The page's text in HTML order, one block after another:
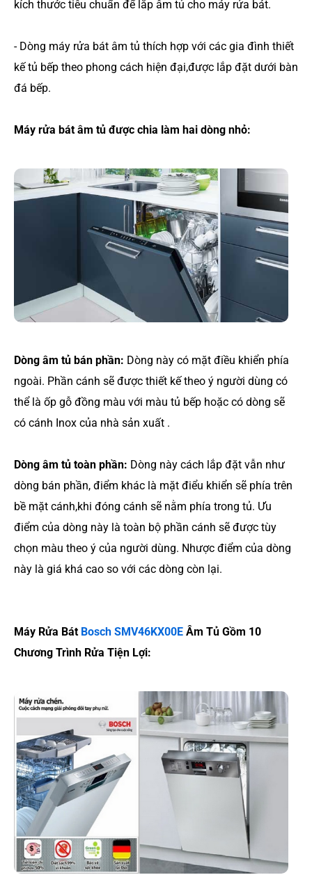
kích thước tiêu chuẩn để lắp âm tủ cho máy rửa bát.
- Dòng máy rửa bát âm tủ thích hợp với các gia đình thiết
kế tủ bếp theo phong cách hiện đại,được lắp đặt dưới bàn
đá bếp.
Máy rửa bát âm tủ được chia làm hai dòng nhỏ:
Dòng âm tủ bán phần: Dòng này có mặt điều khiển phía
ngoài. Phần cánh sẽ được thiết kế theo ý người dùng có
thể là ốp gỗ đồng màu với màu tủ bếp hoặc có dòng sẽ
có cánh Inox của nhà sản xuất .
Dòng âm tủ toàn phần: Dòng này cách lắp đặt vẫn như
dòng bán phần, điểm khác là mặt điểu khiển sẽ phía trên
bề mặt cánh,khi đóng cánh sẽ nằm phía trong tủ. Ưu
điểm của dòng này là toàn bộ phần cánh sẽ được tùy
chọn màu theo ý của người dùng. Nhược điểm của dòng
này là giá khá cao so với các dòng còn lại.
Máy Rửa Bát Bosch SMV46KX00E Âm Tủ Gồm 10
Chương Trình Rửa Tiện Lợi: